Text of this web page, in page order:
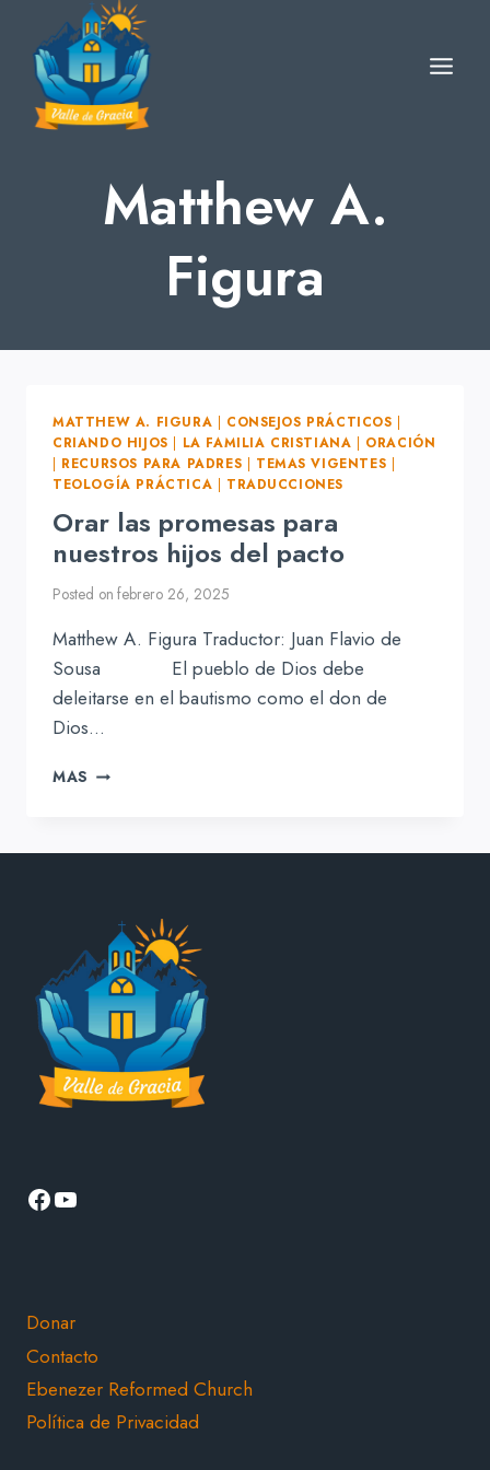
content
Matthew A.
Figura
MATTHEW A. FIGURA | CONSEJOS PRÁCTICOS |
CRIANDO HIJOS | LA FAMILIA CRISTIANA | ORACIÓN
| RECURSOS PARA PADRES | TEMAS VIGENTES |
TEOLOGÍA PRÁCTICA | TRADUCCIONES
Orar las promesas para
nuestros hijos del pacto
Posted on febrero 26, 2025
Matthew A. Figura Traductor: Juan Flavio de
Sousa El pueblo de Dios debe
deleitarse en el bautismo como el don de
Dios…
MAS ORAR
PACTO
Facebook
YouTube
Donar
Contacto
Ebenezer Reformed Church
Política de Privacidad